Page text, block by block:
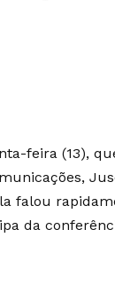
feira (13),
falou
da